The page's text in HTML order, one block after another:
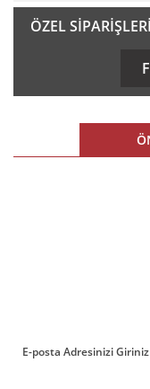
Bu ürünün fiyat
konularda yetersiz
kullanarak
Ürün resmi
Ürün
ÖZEL